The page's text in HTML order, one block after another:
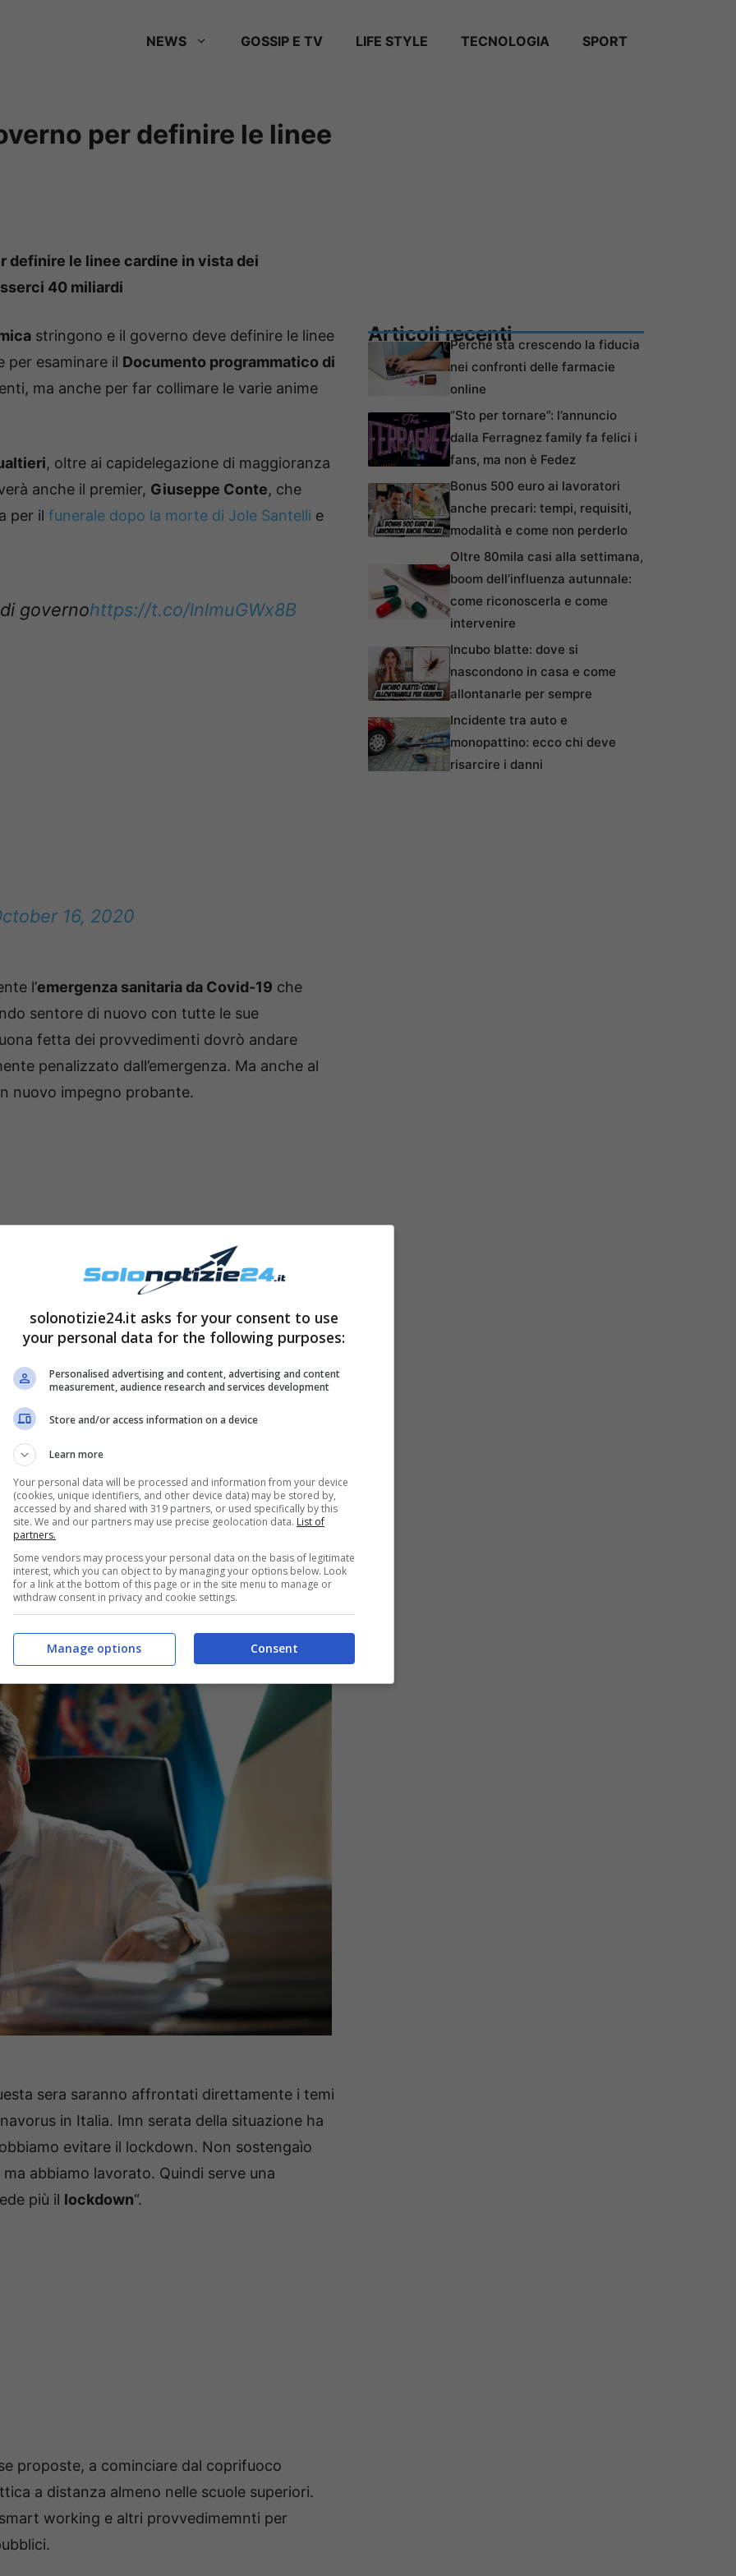
NEWS GOSSIP E TV LIFE STYLE TECNOLOGIA SPORT
per definire le linee
definire le linee cardine in vista dei
40 miliardi
stringono e il governo deve definire le linee
per esaminare il Documento programmatico di
ma anche per far collimare le varie anime
, oltre ai capidelegazione di maggioranza
anche il premier, Giuseppe Conte, che
per il funerale dopo la morte di Jole Santelli e
governohttps://t.co/lnlmuGWx8B
16, 2020
l’emergenza sanitaria da Covid-19 che
sentore di nuovo con tutte le sue
fetta dei provvedimenti dovrò andare
penalizzato dall’emergenza. Ma anche al
nuovo impegno probante.
richieste da parte delle varie anime
Secondo indiscrezioni comunque la
40 miliardi di euro
, quasi metà in arrivo 17 dagli
Di Battista duro: “Soli al voto nel 2023, no al
che intanto esclude
sera saranno affrontati direttamente i temi
in Italia. Imn serata della situazione ha
evitare il lockdown. Non sostengaìo
abbiamo lavorato. Quindi serve una
più il lockdown“.
proposte, a cominciare dal coprifuoco
a distanza almeno nelle scuole superiori.
working e altri provvedimemnti per
Articoli recentiPerché sta crescendo la fiducia
nei confronti delle farmacie
online
“Sto per tornare”: l’annuncio
dalla Ferragnez family fa felici i
fans, ma non è Fedez
Bonus 500 euro ai lavoratori
anche precari: tempi, requisiti,
modalità e come non perderlo
Oltre 80mila casi alla settimana,
boom dell’influenza autunnale:
come riconoscerla e come
intervenire
Incubo blatte: dove si
nascondono in casa e come
allontanarle per sempre
Incidente tra auto e
monopattino: ecco chi deve
risarcire i danni
solonotizie24.it asks for your consent to use
your personal data for the following purposes:
Personalised advertising and content, advertising and content
measurement, audience research and services development
Store and/or access information on a device
Learn more
Your personal data will be processed and information from your device
(cookies, unique identifiers, and other device data) may be stored by,
accessed by and shared with 319 partners, or used specifically by this
site. We and our partners may use precise geolocation data. List of
partners.
Some vendors may process your personal data on the basis of legitimate
interest, which you can object to by managing your options below. Look
for a link at the bottom of this page or in the site menu to manage or
withdraw consent in privacy and cookie settings.
Consent
Manage options